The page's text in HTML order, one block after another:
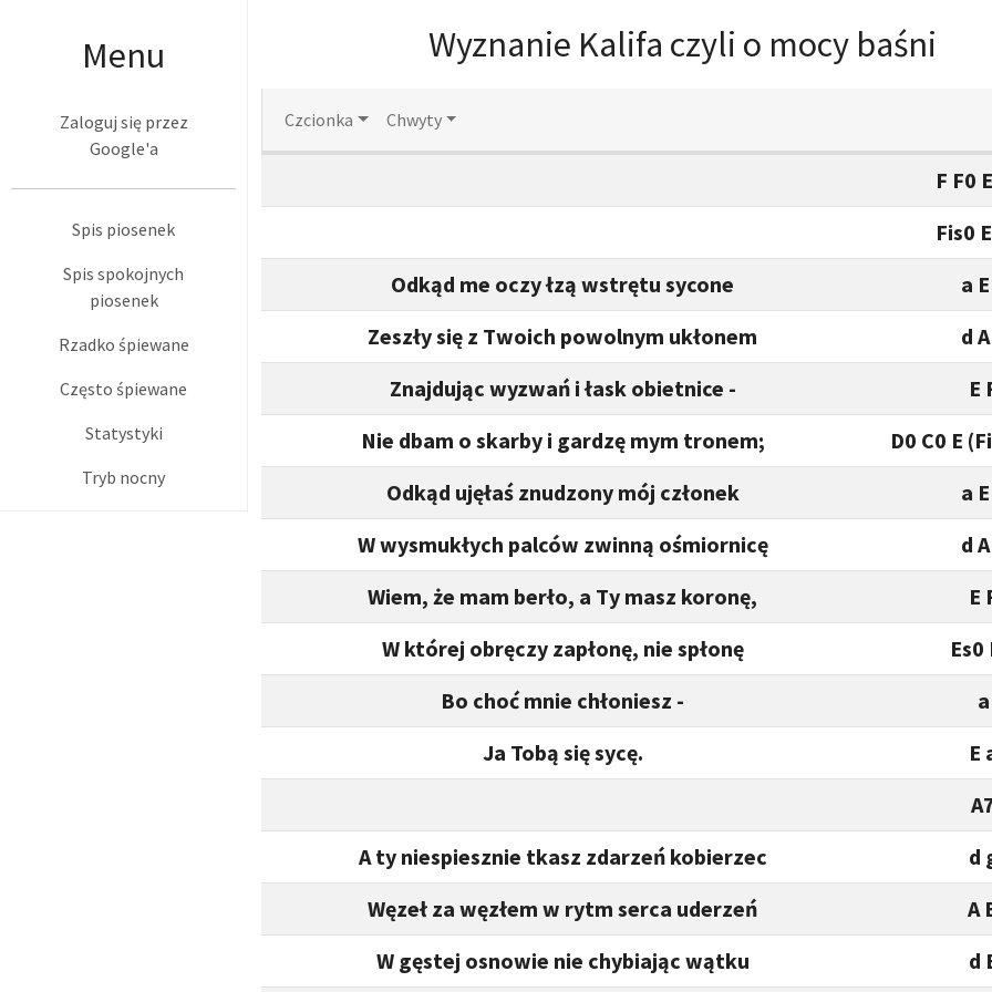
Menu
Zaloguj się przez
Google'a
Spis piosenek
Spis spokojnych
piosenek
Rzadko śpiewane
Często śpiewane
Statystyki
Tryb nocny
Wyznanie Kalifa czyli o mocy baśni
Czcionka Chwyty
F F0
Fis0
Odkąd me oczy łzą wstrętu sycone
a
Zeszły się z Twoich powolnym ukłonem
d
Znajdując wyzwań i łask obietnice -
E
Nie dbam o skarby i gardzę mym tronem;
D0 C0 E
Odkąd ujęłaś znudzony mój członek
a
W wysmukłych palców zwinną ośmiornicę
d
Wiem, że mam berło, a Ty masz koronę,
E
W której obręczy zapłonę, nie spłonę
Es0
Bo choć mnie chłoniesz -
a
Ja Tobą się sycę.
E
A ty niespiesznie tkasz zdarzeń kobierzec
d
Węzeł za węzłem w rytm serca uderzeń
A
W gęstej osnowie nie chybiając wątku
d